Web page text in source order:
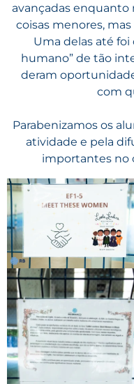
avançadas
coisas menores,
Uma delas até
humano” de tão
deram
com
Parabenizamos os
atividade e pela
importantes no